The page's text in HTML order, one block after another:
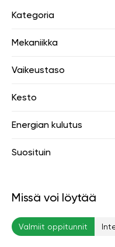
Kategoria
Mekaniikka
Vaikeustaso
Kesto
Energian kulutus
Suosituin
Missä voi löytää
Valmiit oppitunnit